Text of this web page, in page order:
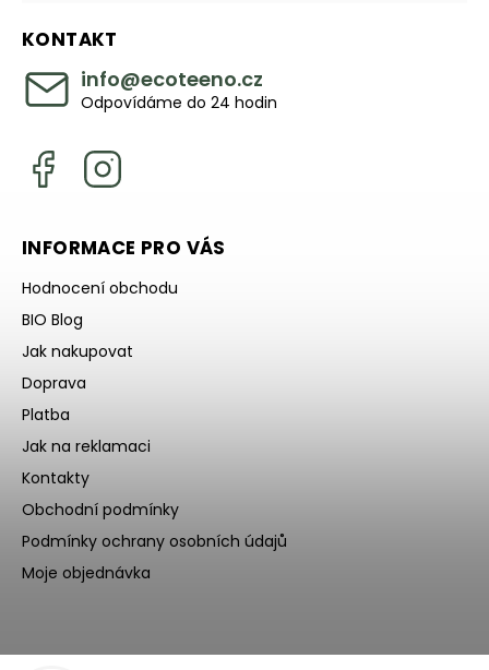
KONTAKT
info@ecoteeno.cz
Odpovídáme do 24 hodin
INFORMACE PRO VÁS
Hodnocení obchodu
BIO Blog
Jak nakupovat
Doprava
Platba
Jak na reklamaci
Kontakty
Obchodní podmínky
Podmínky ochrany osobních údajů
Moje objednávka